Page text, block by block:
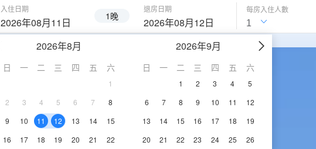
入住日期
2026年08月11日 1晚
退房日期
2026年08月12日
2026年8月
日 一 二 三 四 五 六
1
2
3 4 5 6 7
8
9
10 11 12 13 14
15
16
17 18 19 20 21
22
2026年9月
日 一 二 三 四 五 六
1 2 3 4
5
6
7 8 9 10 11
12
13
14 15 16 17 18
19
20
21 22 23 24 25
26
每房入住人數